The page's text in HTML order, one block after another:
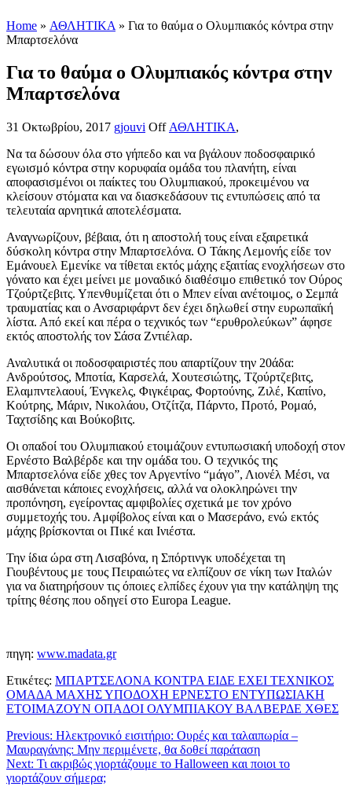
Home » ΑΘΛΗΤΙΚΑ » Για το θαύμα ο Ολυμπιακός κόντρα στην
Μπαρτσελόνα
Για το θαύμα ο Ολυμπιακός κόντρα στην
Μπαρτσελόνα
31 Οκτωβρίου, 2017 gjouvi Off ΑΘΛΗΤΙΚΑ,
Να τα δώσουν όλα στο γήπεδο και να βγάλουν ποδοσφαιρικό
εγωισμό κόντρα στην κορυφαία ομάδα του πλανήτη, είναι
αποφασισμένοι οι παίκτες του Ολυμπιακού, προκειμένου να
κλείσουν στόματα και να διασκεδάσουν τις εντυπώσεις από τα
τελευταία αρνητικά αποτελέσματα.
Αναγνωρίζουν, βέβαια, ότι η αποστολή τους είναι εξαιρετικά
δύσκολη κόντρα στην Μπαρτσελόνα. Ο Τάκης Λεμονής είδε τον
Εμάνουελ Εμενίκε να τίθεται εκτός μάχης εξαιτίας ενοχλήσεων στο
γόνατο και έχει μείνει με μοναδικό διαθέσιμο επιθετικό τον Ούρος
Τζούρτζεβιτς. Υπενθυμίζεται ότι ο Μπεν είναι ανέτοιμος, ο Σεμπά
τραυματίας και ο Ανσαριφάρντ δεν έχει δηλωθεί στην ευρωπαϊκή
λίστα. Από εκεί και πέρα ο τεχνικός των “ερυθρολεύκων” άφησε
εκτός αποστολής τον Σάσα Ζντιέλαρ.
Αναλυτικά οι ποδοσφαιριστές που απαρτίζουν την 20άδα:
Ανδρούτσος, Μποτία, Καρσελά, Χουτεσιώτης, Τζούρτζεβιτς,
Ελαμπντελαουί, Ένγκελς, Φιγκέιρας, Φορτούνης, Ζιλέ, Καπίνο,
Κούτρης, Μάριν, Νικολάου, Οτζίτζα, Πάρντο, Προτό, Ρομαό,
Ταχτσίδης και Βούκοβιτς.
Οι οπαδοί του Ολυμπιακού ετοιμάζουν εντυπωσιακή υποδοχή στον
Ερνέστο Βαλβέρδε και την ομάδα του. Ο τεχνικός της
Μπαρτσελόνα είδε χθες τον Αργεντίνο “μάγο”, Λιονέλ Μέσι, να
αισθάνεται κάποιες ενοχλήσεις, αλλά να ολοκληρώνει την
προπόνηση, εγείροντας αμφιβολίες σχετικά με τον χρόνο
συμμετοχής του. Αμφίβολος είναι και ο Μασεράνο, ενώ εκτός
μάχης βρίσκονται οι Πικέ και Ινιέστα.
Την ίδια ώρα στη Λισαβόνα, η Σπόρτινγκ υποδέχεται τη
Γιουβέντους με τους Πειραιώτες να ελπίζουν σε νίκη των Ιταλών
για να διατηρήσουν τις όποιες ελπίδες έχουν για την κατάληψη της
τρίτης θέσης που οδηγεί στο Europa League.
πηγη: www.madata.gr
Ετικέτες: ΜΠΑΡΤΣΕΛΟΝΑ ΚΟΝΤΡΑ ΕΙΔΕ ΕΧΕΙ ΤΕΧΝΙΚΟΣ
ΟΜΑΔΑ ΜΑΧΗΣ ΥΠΟΔΟΧΗ ΕΡΝΕΣΤΟ ΕΝΤΥΠΩΣΙΑΚΗ
ΕΤΟΙΜΑΖΟΥΝ ΟΠΑΔΟΙ ΟΛΥΜΠΙΑΚΟΥ ΒΑΛΒΕΡΔΕ ΧΘΕΣ
Previous: Ηλεκτρονικό εισιτήριο: Ουρές και ταλαιπωρία –
Μαυραγάνης: Μην περιμένετε, θα δοθεί παράταση
Next: Τι ακριβώς γιορτάζουμε το Halloween και ποιοι το
γιορτάζουν σήμερα;